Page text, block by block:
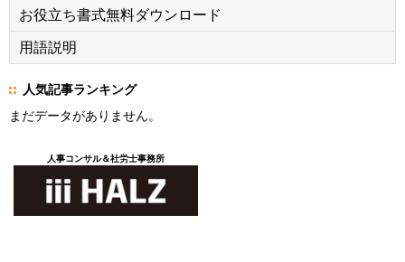
お役立ち書式無料ダウンロード
用語説明
人気記事ランキング
まだデータがありません。
人事コンサル＆社労士事務所